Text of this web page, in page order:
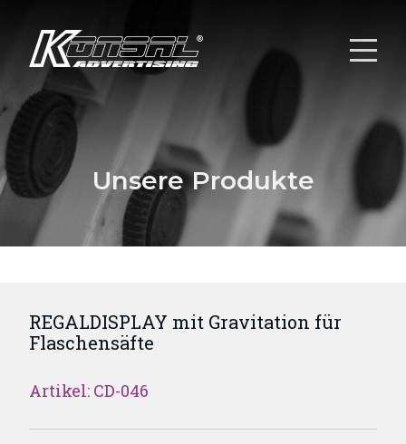
Unsere Produkte
REGALDISPLAY mit Gravitation für
Flaschensäfte
Artikel: CD-046